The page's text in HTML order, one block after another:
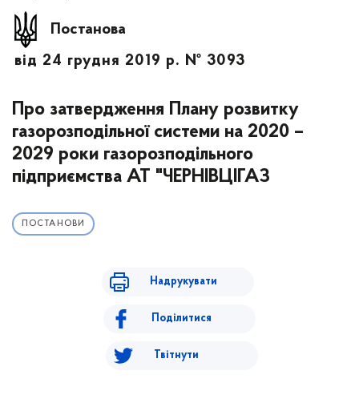
Постанова
від 24 грудня 2019 р. № 3093
Про затвердження Плану розвитку
газорозподільної системи на 2020 –
2029 роки газорозподільного
підприємства АТ "ЧЕРНІВЦІГАЗ
ПОСТАНОВИ
Надрукувати
Поділитися
Твітнути